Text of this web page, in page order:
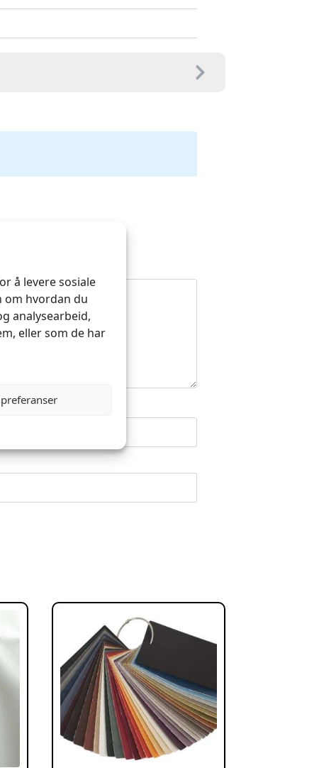
å levere sosiale
om hvordan du
analysearbeid,
eller som de har
preferanser